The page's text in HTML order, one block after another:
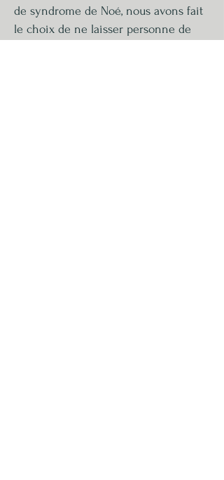
de syndrome de Noé, nous avons fait
le choix de ne laisser personne de